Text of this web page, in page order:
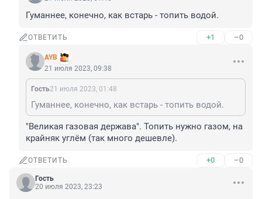
Гуманнее, конечно, как встарь - топить водой.
ОТВЕТИТЬ +1 –0
AYB
21 июля 2023, 09:38
Гость21 июля 2023, 01:48
Гуманнее, конечно, как встарь - топить водой.
"Великая газовая держава". Топить нужно газом, на
крайняк углём (так много дешевле).
ОТВЕТИТЬ +0 –0
Гость
20 июля 2023, 23:23